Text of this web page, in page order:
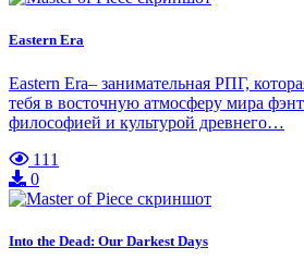
Eastern Era
Eastern Era– занимательная РПГ,
тебя в восточную атмосферу мира
философией и культурой древнего…
111
0
Into the Dead: Our Darkest Days